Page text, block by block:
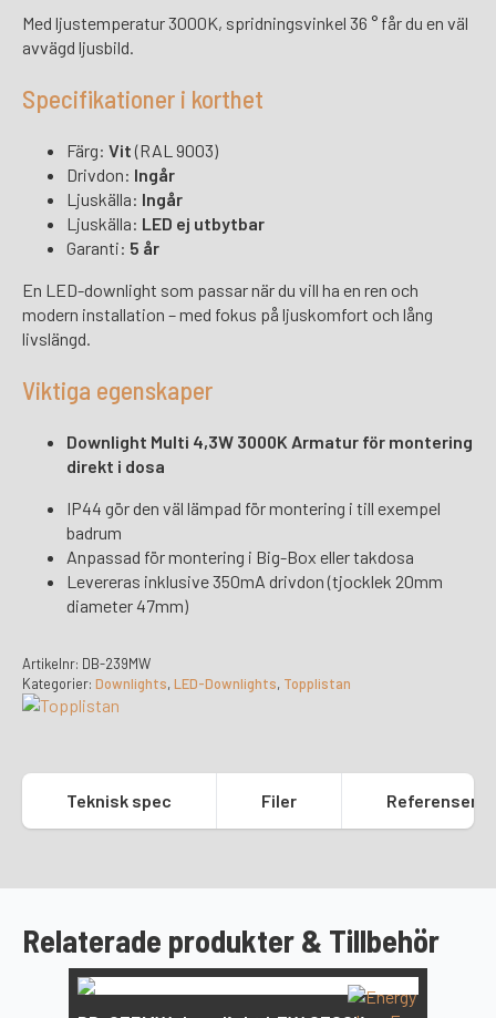
Med ljustemperatur 3000K, spridningsvinkel 36 ° får du en väl
avvägd ljusbild.
Specifikationer i korthet
Färg: Vit(RAL 9003)
Drivdon: Ingår
Ljuskälla: Ingår
Ljuskälla: LED ej utbytbar
Garanti: 5 år
En LED-downlight som passar när du vill ha en ren och
modern installation – med fokus på ljuskomfort och lång
livslängd.
Viktiga egenskaper
Downlight Multi 4,3W 3000K Armatur för montering
direkt i dosa
IP44 gör den väl lämpad för montering i till exempel
badrum
Anpassad för montering i Big-Box eller takdosa
Levereras inklusive 350mA drivdon (tjocklek 20mm
diameter 47mm)
Artikelnr: DB-239MW
Kategorier: Downlights,LED-Downlights, Topplistan
Teknisk spec Filer Referenser
Relaterade produkter & Tillbehör